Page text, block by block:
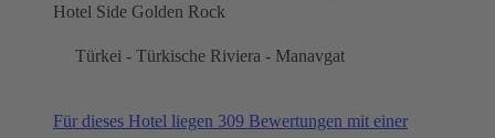
Hotel Side Golden Rock
Türkei - Türkische Riviera - Manavgat
Für dieses Hotel liegen 309 Bewertungen mit einer